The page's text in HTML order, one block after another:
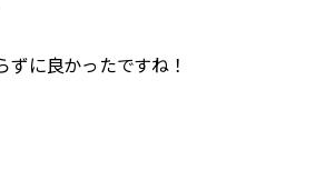
に良かったですね！